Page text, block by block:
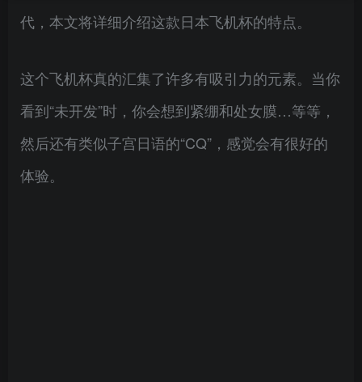
代，本文将详细介绍这款日本飞机杯的特点。
这个飞机杯真的汇集了许多有吸引力的元素。当你
看到“未开发”时，你会想到紧绷和处女膜…等等，
然后还有类似子宫日语的“CQ”，感觉会有很好的
体验。